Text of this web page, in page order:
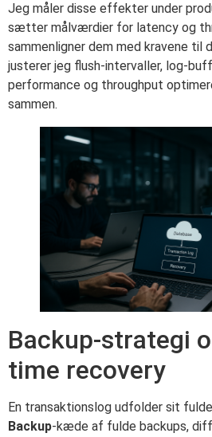
Jeg måler disse effekter under
sætter målværdier for latency og
sammenligner dem med kravene til
justerer jeg flush-intervaller, log-
performance og throughput
sammen.
Backup-strategi
time recovery
En transaktionslog udfolder sit
Backup-kæde af fulde backups,